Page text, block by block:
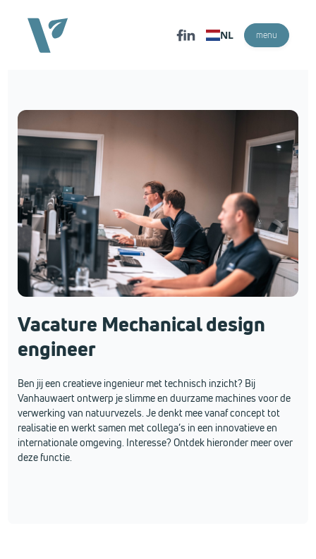
NL menu
Vacature Mechanical design
engineer
Ben jij een creatieve ingenieur met technisch inzicht? Bij
Vanhauwaert ontwerp je slimme en duurzame machines voor de
verwerking van natuurvezels. Je denkt mee vanaf concept tot
realisatie en werkt samen met collega’s in een innovatieve en
internationale omgeving. Interesse? Ontdek hieronder meer over
deze functie.